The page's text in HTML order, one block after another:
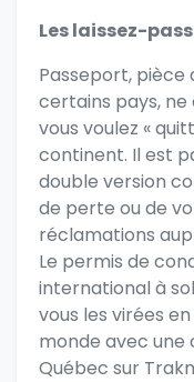
Les laissez-
Passeport, pièce
certains pays, ne
vous voulez «
continent. Il est
double version
de perte ou de
réclamations
Le permis de
international à
vous les virées
monde avec une
Québec sur